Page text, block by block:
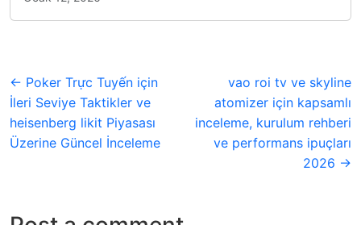
← Poker Trực Tuyến için
İleri Seviye Taktikler ve
heisenberg likit Piyasası
Üzerine Güncel İnceleme
vao roi tv ve skyline
atomizer için kapsamlı
inceleme, kurulum rehberi
ve performans ipuçları
2026 →